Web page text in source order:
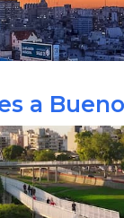
a
COMPRAR